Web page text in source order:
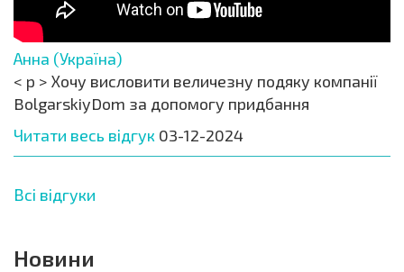
Анна (Україна)
< p > Хочу висловити величезну подяку компанії
BolgarskiyDom за допомогу придбання
Читати весь відгук 03-12-2024
Всі відгуки
Новини